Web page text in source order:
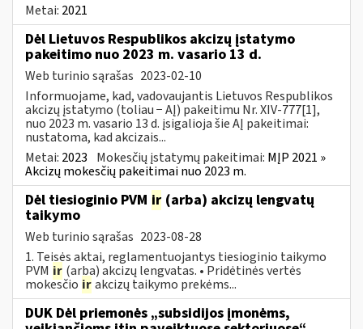
Metai: 2021
Dėl Lietuvos Respublikos akcizų įstatymo
pakeitimo nuo 2023 m. vasario 13 d.
Web turinio sąrašas 2023-02-10
Informuojame, kad, vadovaujantis Lietuvos Respublikos
akcizų įstatymo (toliau − AĮ) pakeitimu Nr. XIV-777[1],
nuo 2023 m. vasario 13 d. įsigalioja šie AĮ pakeitimai:
nustatoma, kad akcizais...
Metai: 2023 Mokesčių įstatymų pakeitimai: MĮP 2021 »
Akcizų mokesčių pakeitimai nuo 2023 m.
Dėl tiesioginio PVM ir (arba) akcizų lengvatų
taikymo
Web turinio sąrašas 2023-08-28
1. Teisės aktai, reglamentuojantys tiesioginio taikymo
PVM ir (arba) akcizų lengvatas. • Pridėtinės vertės
mokesčio irakcizų taikymo prekėms...
DUK Dėl priemonės „subsidijos įmonėms,